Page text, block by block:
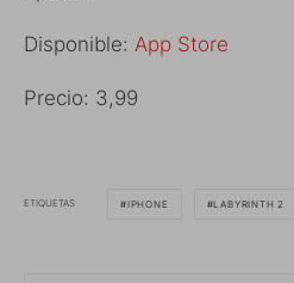
Disponible: App Store
Precio: 3,99
ETIQUETAS IPHONE LABYRINTH 2